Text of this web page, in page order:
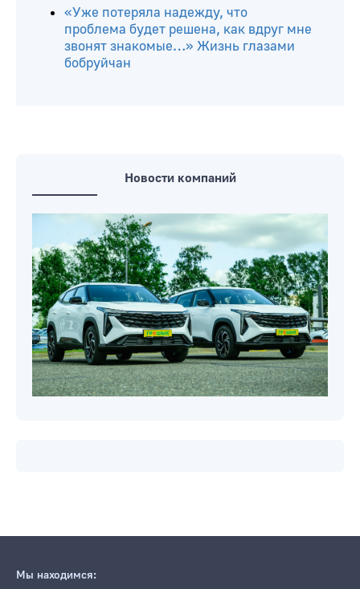
«Уже потеряла надежду, что
проблема будет решена, как вдруг мне
звонят знакомые…» Жизнь глазами
бобруйчан
Новости компаний
Мы находимся: